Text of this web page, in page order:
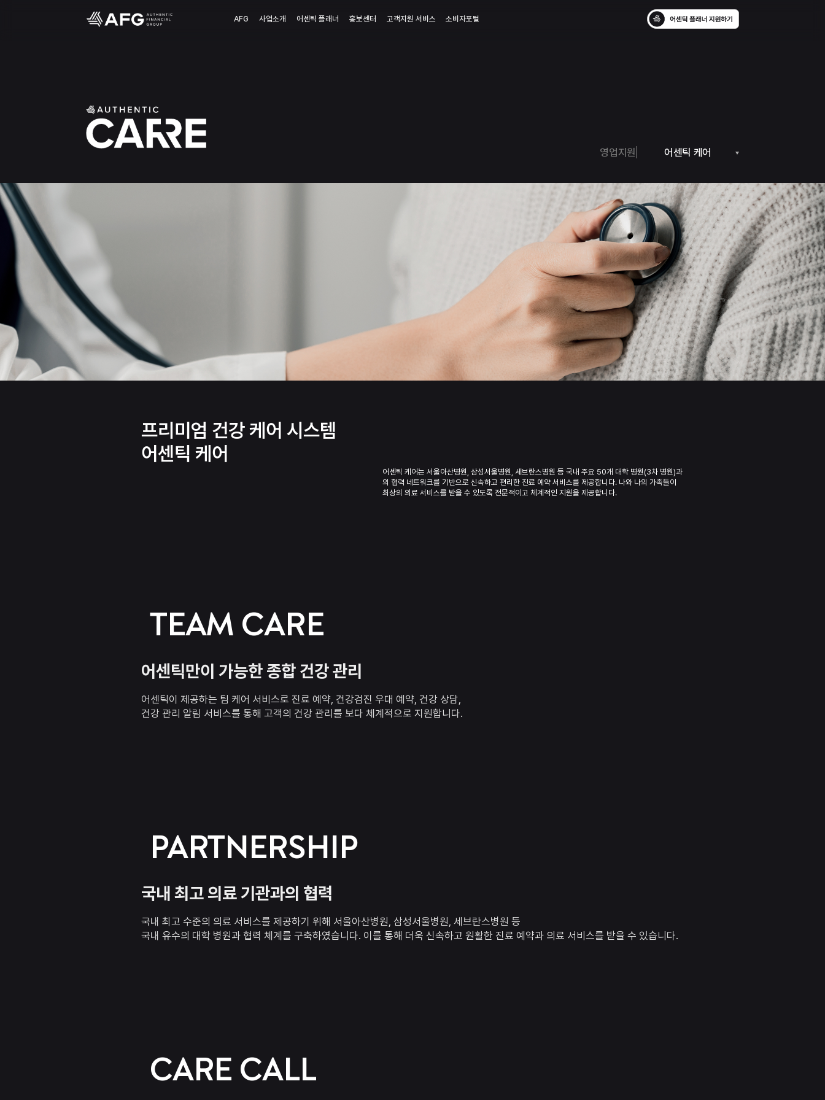
AFG 사업소개 어센틱 플래너 홍보센터 고객지원 서비스 소비자포털
영업지원 어센틱 케어
프리미엄 건강 케어 시스템
어센틱 케어
어센틱 케어는 서울아산병원, 삼성서울병원, 세브란스병원 등 국내 주요 50개 대학 병원(3차 병원)과
의 협력 네트워크를 기반으로 신속하고 편리한 진료 예약 서비스를 제공합니다. 나와 나의 가족들이
최상의 의료 서비스를 받을 수 있도록 전문적이고 체계적인 지원을 제공합니다.
TEAM CARE
어센틱만이 가능한 종합 건강 관리
어센틱이 제공하는 팀 케어 서비스로 진료 예약, 건강검진 우대 예약, 건강 상담,
건강 관리 알림 서비스를 통해 고객의 건강 관리를 보다 체계적으로 지원합니다.
PARTNERSHIP
국내 최고 의료 기관과의 협력
국내 최고 수준의 의료 서비스를 제공하기 위해 서울아산병원, 삼성서울병원, 세브란스병원 등
국내 유수의 대학 병원과 협력 체계를 구축하였습니다. 이를 통해 더욱 신속하고 원활한 진료 예약과 의료 서비스를 받을 수 있습니다.
CARE CALL